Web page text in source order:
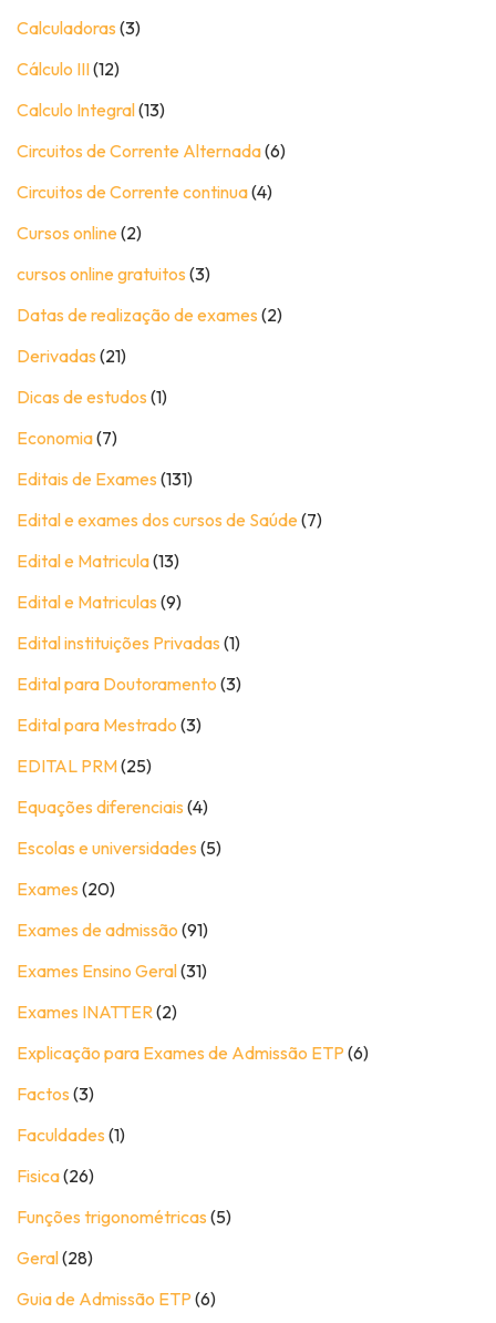
Calculadoras (3)
Cálculo III(12)
Calculo Integral(13)
Circuitos de Corrente Alternada(6)
Circuitos de Corrente continua(4)
Cursos online (2)
cursos online gratuitos (3)
Datas de realização de exames (2)
Derivadas (21)
Dicas de estudos (1)
Economia(7)
Editais de Exames (131)
Edital e exames dos cursos de Saúde (7)
Edital e Matricula(13)
Edital e Matriculas (9)
Edital instituições Privadas (1)
Edital para Doutoramento (3)
Edital para Mestrado (3)
EDITAL PRM(25)
Equações diferenciais (4)
Escolas e universidades (5)
Exames (20)
Exames de admissão (91)
Exames Ensino Geral(31)
Exames INATTER(2)
Explicação para Exames de Admissão ETP (6)
Factos (3)
Faculdades (1)
Fisica(26)
Funções trigonométricas (5)
Geral(28)
Guia de Admissão ETP (6)